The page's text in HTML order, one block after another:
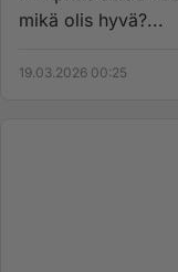
mikä olis hyvä?...
19.03.2026 00:25